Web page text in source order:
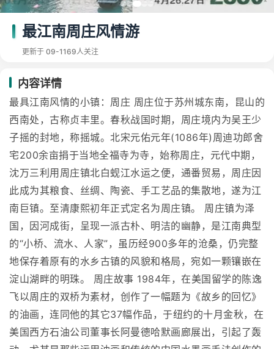
最江南周庄风情游
更新于 09-1169人关注
内容详情
最具江南风情的小镇：周庄 周庄位于苏州城东南，昆山的
西南处，古称贞丰里。春秋战国时期，周庄境内为吴王少
子摇的封地，称摇城。北宋元佑元年(1086年)周迪功郎舍
宅200余亩捐于当地全福寺为寺，始称周庄，元代中期，
沈万三利用周庄镇北白蚬江水运之便，通番贸易，周庄因
此成为其粮食、丝绸、陶瓷、手工艺品的集散地，遂为江
南巨镇。至清康熙初年正式定名为周庄镇。 周庄镇为泽
国，因河成街，呈现一派古朴、明洁的幽静，是江南典型
的“小桥、流水、人家”，虽历经900多年的沧桑，仍完整
地保存着原有的水乡古镇的风貌和格局，宛如一颗镶嵌在
淀山湖畔的明珠。 周庄故事 1984年，在美国留学的陈逸
飞以周庄的双桥为素材，创作了一幅题为《故乡的回忆》
的油画，连同他的其它37幅作品，于纽约的十月金秋，在
美国西方石油公司董事长阿曼德哈默画廊展出，引起了轰